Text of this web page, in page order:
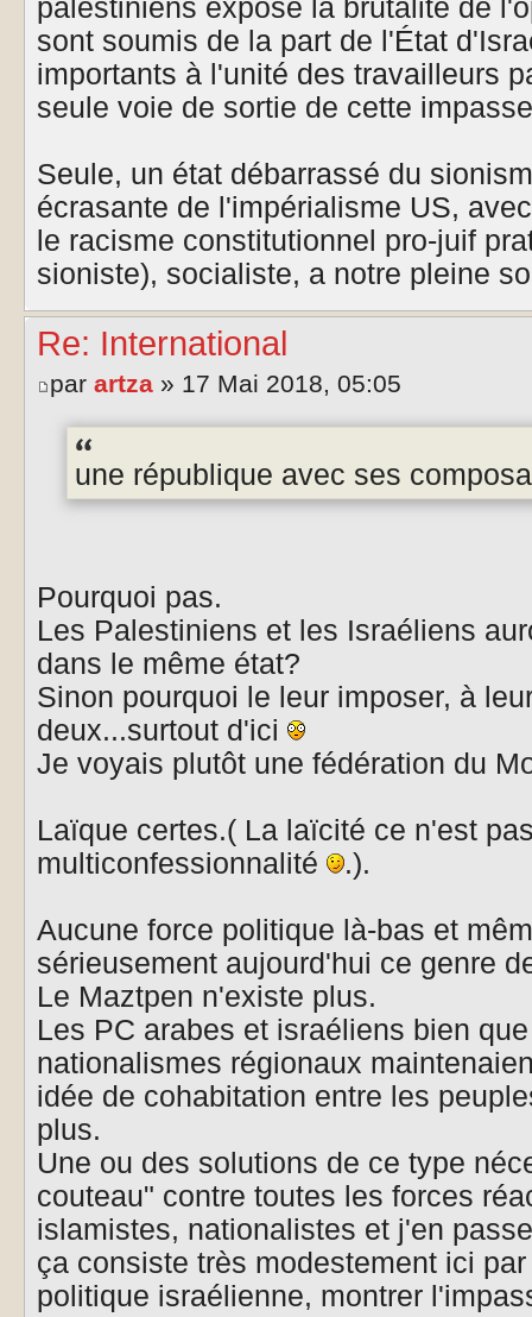
sont soumis de la part de l'État
importants à l'unité des travailleurs
seule voie de sortie de cette
Seule, un état débarrassé du
écrasante de l'impérialisme US,
le racisme constitutionnel pro-juif
sioniste), socialiste, a notre pleine
Re: International
par artza » 17 Mai 2018, 05:05
une république avec ses
Pourquoi pas.
Les Palestiniens et les Israéliens
dans le même état?
Sinon pourquoi le leur imposer, à
deux...surtout d'ici
Je voyais plutôt une fédération du
Laïque certes.( La laïcité ce n'est
multiconfessionnalité
.).
Aucune force politique là-bas et
sérieusement aujourd'hui ce genre
Le Maztpen n'existe plus.
Les PC arabes et israéliens bien
nationalismes régionaux
idée de cohabitation entre les
plus.
Une ou des solutions de ce type
couteau" contre toutes les forces
islamistes, nationalistes et j'en
ça consiste très modestement ici
politique israélienne, montrer